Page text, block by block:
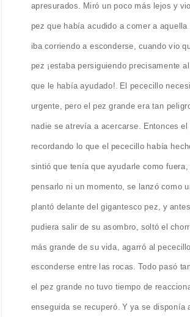
apresurados. Miró un poco más lejos y
pez que había acudido a comer a aquella
iba corriendo a esconderse, cuando vio
pez ¡estaba persiguiendo precisamente
que le había ayudado!. El pececillo
urgente, pero el pez grande era tan
nadie se atrevía a acercarse. Entonces el
recordando lo que el pececillo había
sintió que tenía que ayudarle como fuera,
pensarlo ni un momento, se lanzó como
plantó delante del gigantesco pez, y
pudiera salir de su asombro, soltó el
más grande de su vida, agarró al
esconderse entre las rocas. Todo pasó
el pez grande no tuvo tiempo de
enseguida se recuperó. Y ya se disponía